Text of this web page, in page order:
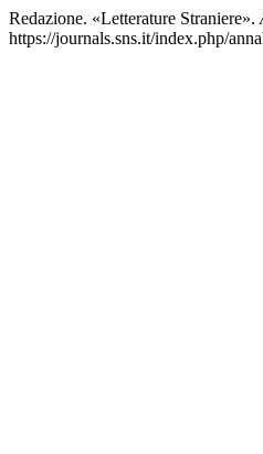
Redazione. «Letterature Straniere».
https://journals.sns.it/index.php/